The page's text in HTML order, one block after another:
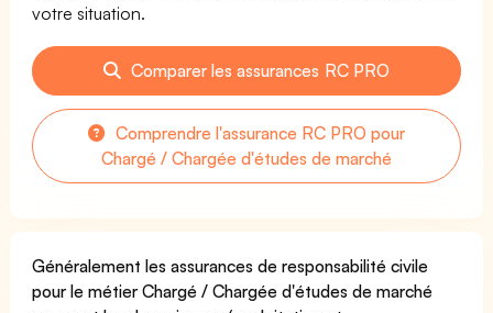
votre situation.
Comparer les assurances RC PRO
Comprendre l'assurance RC PRO pour
Chargé / Chargée d'études de marché
Généralement les assurances de responsabilité civile
pour le métier Chargé / Chargée d'études de marché